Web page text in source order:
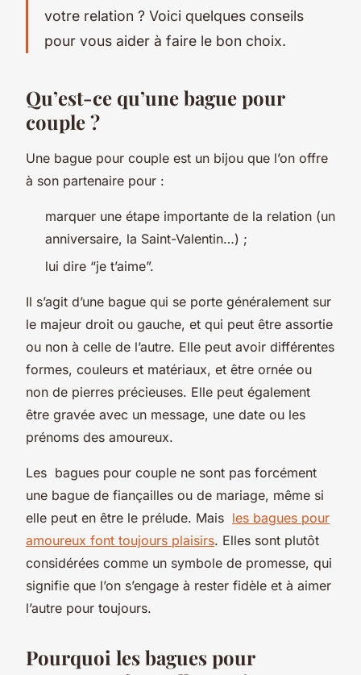
votre relation ? Voici quelques conseils
pour vous aider à faire le bon choix.
Qu’est-ce qu’une bague pour
couple ?
Une bague pour couple est un bijou que l’on offre
à son partenaire pour :
marquer une étape importante de la relation (un
anniversaire, la Saint-Valentin…) ;
lui dire “je t’aime”.
Il s’agit d’une bague qui se porte généralement sur
le majeur droit ou gauche, et qui peut être assortie
ou non à celle de l’autre. Elle peut avoir différentes
formes, couleurs et matériaux, et être ornée ou
non de pierres précieuses. Elle peut également
être gravée avec un message, une date ou les
prénoms des amoureux.
Les bagues pour couple ne sont pas forcément
une bague de fiançailles ou de mariage, même si
elle peut en être le prélude. Mais les bagues pour
amoureux font toujours plaisirs. Elles sont plutôt
considérées comme un symbole de promesse, qui
signifie que l’on s’engage à rester fidèle et à aimer
l’autre pour toujours.
Pourquoi les bagues pour